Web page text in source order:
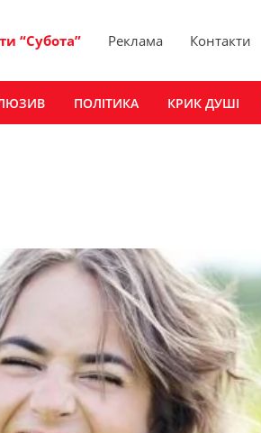
“Субота” Реклама Контакти
ПОЛІТИКА КРИК ДУШІ